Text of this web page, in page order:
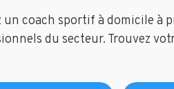
un coach sportif à domicile à
du secteur. Trouvez